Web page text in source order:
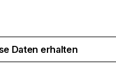
Daten erhalten